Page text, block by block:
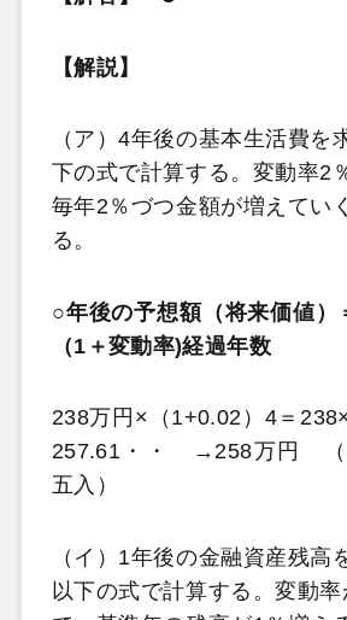
【解説】
（ア）4年後の基本生活費を
下の式で計算する。変動率2
毎年2％づつ金額が増えてい
る。
○年後の予想額（将来価値）
（1＋変動率)経過年数
238万円×（1+0.02）4＝
257.61・・ →258万円 （
五入）
（イ）1年後の金融資産残高
以下の式で計算する。変動